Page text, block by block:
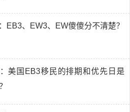
EB3、EW3、EW傻傻分不清楚？
美国EB3移民的排期和优先日是